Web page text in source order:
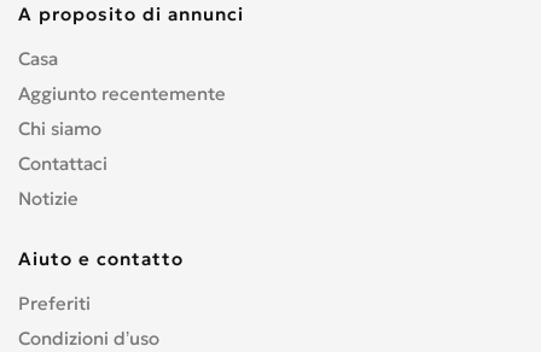
A proposito di annunci
Casa
Aggiunto recentemente
Chi siamo
Contattaci
Notizie
Aiuto e contatto
Preferiti
Condizioni d’uso